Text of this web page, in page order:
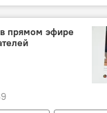
Мирлан Амантуров
прямом эфире